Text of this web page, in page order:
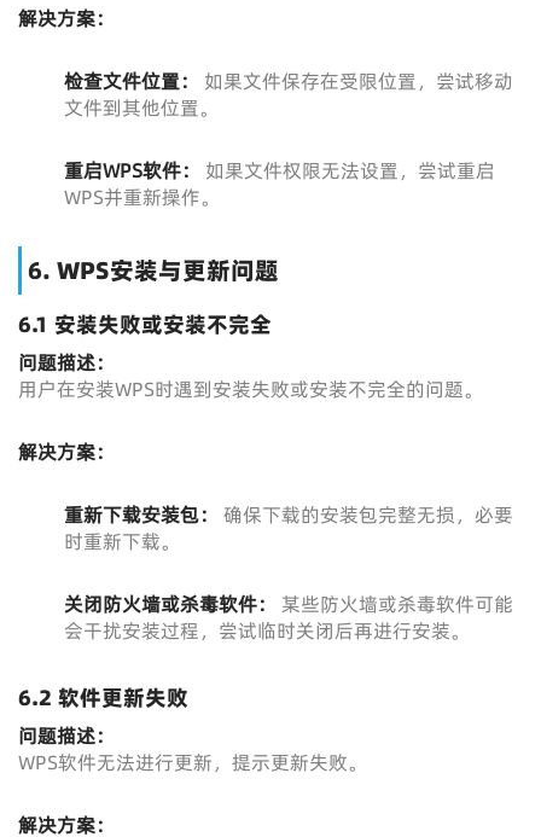
解决方案：
检查文件位置：
如果文件保存在受限位置，尝试移动
文件到其他位置。
重启WPS软件：
如果文件权限无法设置，尝试重启
WPS并重新操作。
6. WPS安装与更新问题
6.1 安装失败或安装不完全
问题描述：
用户在安装WPS时遇到安装失败或安装不完全的问题。
解决方案：
重新下载安装包：
确保下载的安装包完整无损，必要
时重新下载。
关闭防火墙或杀毒软件：
某些防火墙或杀毒软件可能
会干扰安装过程，尝试临时关闭后再进行安装。
6.2 软件更新失败
问题描述：
WPS软件无法进行更新，提示更新失败。
解决方案：